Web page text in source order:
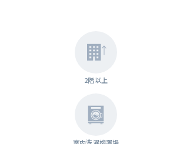
2階以上